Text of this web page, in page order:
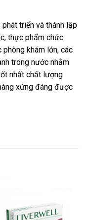
triển và thành lập
thực phẩm chức
khám lớn, các
trong nước nhằm
nhất chất lượng
xứng đáng được